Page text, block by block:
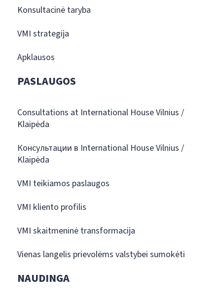
Konsultacinė taryba
VMI strategija
Apklausos
PASLAUGOS
Consultations at International House Vilnius /
Klaipėda
Консультации в International House Vilnius /
Klaipėda
VMI teikiamos paslaugos
VMI kliento profilis
VMI skaitmeninė transformacija
Vienas langelis prievolėms valstybei sumokėti
NAUDINGA